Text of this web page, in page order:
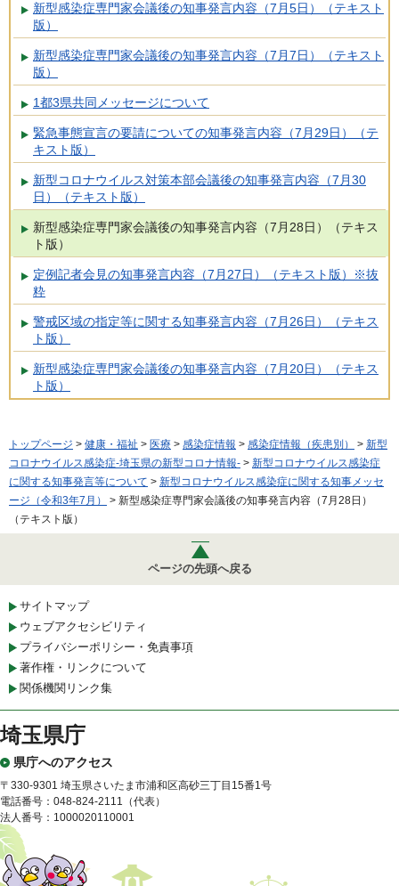
新型感染症専門家会議後の知事発言内容（7月5日）（テキスト
版）
新型感染症専門家会議後の知事発言内容（7月7日）（テキスト
版）
1都3県共同メッセージについて
緊急事態宣言の要請についての知事発言内容（7月29日）（テ
キスト版）
新型コロナウイルス対策本部会議後の知事発言内容（7月30
日）（テキスト版）
新型感染症専門家会議後の知事発言内容（7月28日）（テキス
ト版）
定例記者会見の知事発言内容（7月27日）（テキスト版）※抜
粋
警戒区域の指定等に関する知事発言内容（7月26日）（テキス
ト版）
新型感染症専門家会議後の知事発言内容（7月20日）（テキス
ト版）
トップページ > 健康・福祉 > 医療 > 感染症情報 > 感染症情報（疾患別） > 新型
コロナウイルス感染症-埼玉県の新型コロナ情報- > 新型コロナウイルス感染症
に関する知事発言等について > 新型コロナウイルス感染症に関する知事メッセ
ージ（令和3年7月）
> 新型感染症専門家会議後の知事発言内容（7月28日）
（テキスト版）
ページの先頭へ戻る
サイトマップ
ウェブアクセシビリティ
プライバシーポリシー・免責事項
著作権・リンクについて
関係機関リンク集
埼玉県庁
県庁へのアクセス
〒330-9301 埼玉県さいたま市浦和区高砂三丁目15番1号
電話番号：048-824-2111（代表）
法人番号：1000020110001